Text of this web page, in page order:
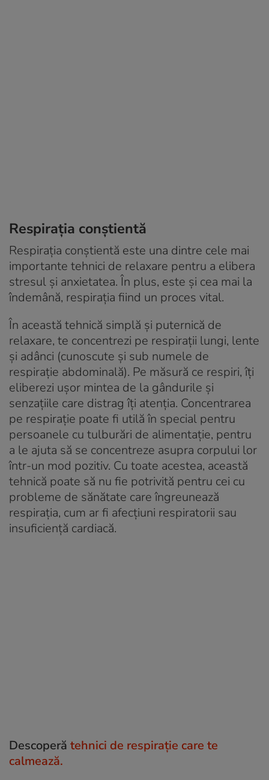
Respirația conștientă
Respirația conștientă este una dintre cele mai
importante tehnici de relaxare pentru a elibera
stresul și anxietatea. În plus, este și cea mai la
îndemână, respirația fiind un proces vital.
În această tehnică simplă și puternică de
relaxare, te concentrezi pe respirații lungi, lente
și adânci (cunoscute și sub numele de
respirație abdominală). Pe măsură ce respiri, îți
eliberezi ușor mintea de la gândurile și
senzațiile care distrag îți atenția. Concentrarea
pe respirație poate fi utilă în special pentru
persoanele cu tulburări de alimentație, pentru
a le ajuta să se concentreze asupra corpului lor
într-un mod pozitiv. Cu toate acestea, această
tehnică poate să nu fie potrivită pentru cei cu
probleme de sănătate care îngreunează
respirația, cum ar fi afecțiuni respiratorii sau
insuficiență cardiacă.
Descoperă tehnici de respirație care te
calmează.